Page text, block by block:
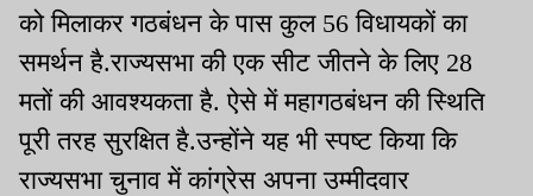
को मिलाकर गठबंधन के पास कुल 56 विधायकों का
समर्थन है.राज्यसभा की एक सीट जीतने के लिए 28
मतों की आवश्यकता है. ऐसे में महागठबंधन की स्थिति
पूरी तरह सुरक्षित है.उन्होंने यह भी स्पष्ट किया कि
राज्यसभा चुनाव में कांग्रेस अपना उम्मीदवार